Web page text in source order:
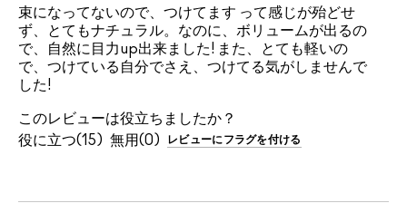
束になってないので、つけてます って感じが殆どせ
ず、とてもナチュラル。なのに、ボリュームが出るの
で、自然に目力up出来ました! また、とても軽いの
で、つけている自分でさえ、つけてる気がしませんで
した!
このレビューは役立ちましたか？
15
0 レビューにフラグを付ける